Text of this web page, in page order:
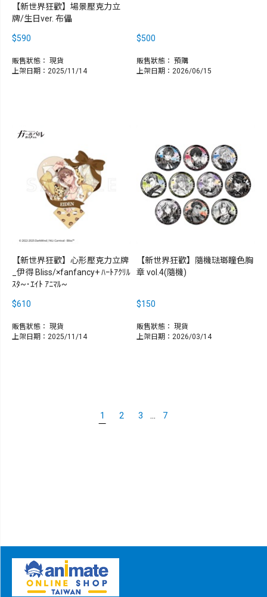
【新世界狂歡】場景壓克力立
牌/生日ver. 布儡
$590
販售狀態： 現貨
上架日期：2025/11/14
$500
販售狀態： 預購
上架日期：2026/06/15
【新世界狂歡】心形壓克力立牌
_伊得 Bliss/×fanfancy+ ﾊｰﾄｱｸﾘﾙ
ｽﾀ~･ｴｲﾄ ｱﾆﾏﾙ~
$610
販售狀態： 現貨
上架日期：2025/11/14
【新世界狂歡】隨機琺瑯瞳色胸
章 vol.4(隨機)
$150
販售狀態： 現貨
上架日期：2026/03/14
1 2 3 ... 7